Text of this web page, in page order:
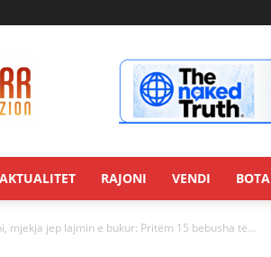
AKTUALITET RAJONI VENDI BOTA
mjekja jep lajmin e bukur: Pritëm 15 bebusha të...